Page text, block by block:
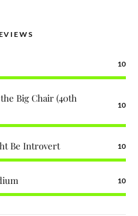
10
Big Chair (40th
10
Be Introvert 10
10